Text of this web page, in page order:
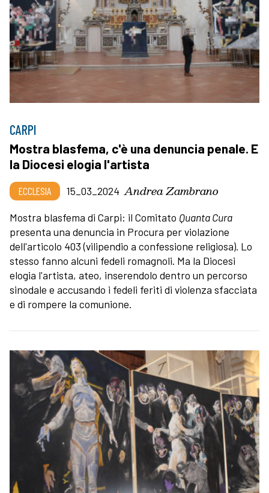
CARPI
Mostra blasfema, c'è una denuncia penale. E
la Diocesi elogia l'artista
ECCLESIA 15_03_2024 Andrea Zambrano
Mostra blasfema di Carpi: il Comitato Quanta Cura
presenta una denuncia in Procura per violazione
dell'articolo 403 (vilipendio a confessione religiosa). Lo
stesso fanno alcuni fedeli romagnoli. Ma la Diocesi
elogia l'artista, ateo, inserendolo dentro un percorso
sinodale e accusando i fedeli feriti di violenza sfacciata
e di rompere la comunione.